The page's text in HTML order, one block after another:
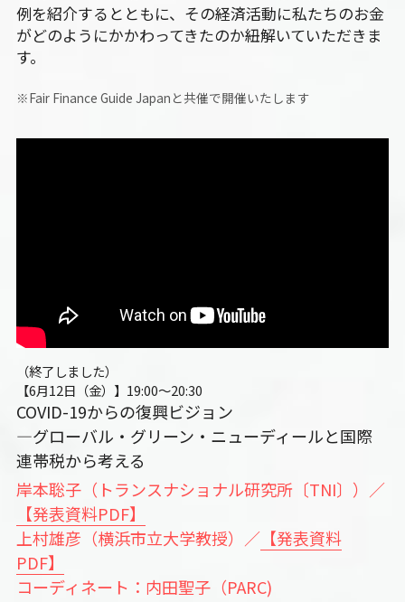
例を紹介するとともに、その経済活動に私たちのお金
がどのようにかかわってきたのか紐解いていただきま
す。
※Fair Finance Guide Japanと共催で開催いたします
（終了しました）
【6月12日（金）】19:00～20:30
COVID-19からの復興ビジョン
―グローバル・グリーン・ニューディールと国際
連帯税から考える
岸本聡子（トランスナショナル研究所〔TNI〕）／
【発表資料PDF】
上村雄彦（横浜市立大学教授）／ 【発表資料
PDF】
コーディネート：内田聖子（PARC)